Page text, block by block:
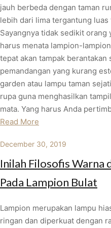
jauh berbeda dengan taman
lebih dari lima tergantung luas
Sayangnya tidak sedikit orang
harus menata lampion-
tepat akan tampak berantakan
pemandangan yang kurang
garden atau lampu taman
rupa guna menghasilkan
mata. Yang harus Anda
Read More
December 30, 2019
Inilah Filosofis Warna
Pada Lampion Bulat
Lampion merupakan lampu
ringan dan diperkuat dengan